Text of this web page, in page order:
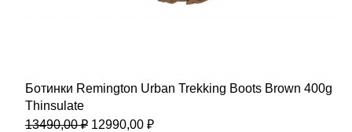
Ботинки Remington Urban Trekking Boots Brown 400g
Thinsulate
13490,00₽ Первоначальная
12990,00 ₽Текущая